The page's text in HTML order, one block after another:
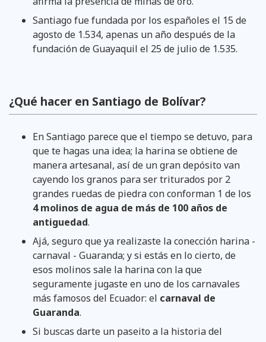
Santiago fue fundada por los españoles el 15 de
agosto de 1.534, apenas un año después de la
fundación de Guayaquil el 25 de julio de 1.535.
¿Qué hacer en Santiago de Bolívar?
En Santiago parece que el tiempo se detuvo, para
que te hagas una idea; la harina se obtiene de
manera artesanal, así de un gran depósito van
cayendo los granos para ser triturados por 2
grandes ruedas de piedra con conforman 1 de los
4 molinos de agua de más de 100 años de
antiguedad.
Ajá, seguro que ya realizaste la conección harina -
carnaval - Guaranda; y si estás en lo cierto, de
esos molinos sale la harina con la que
seguramente jugaste en uno de los carnavales
más famosos del Ecuador: el carnaval de
Guaranda.
Si buscas darte un paseito a la historia del